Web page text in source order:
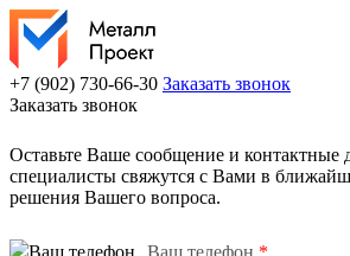
+7 (902) 730-66-30 Заказать звонок
Заказать звонок
Оставьте Ваше сообщение и
специалисты свяжутся с Вами в
решения Вашего вопроса.
Ваш телефон *